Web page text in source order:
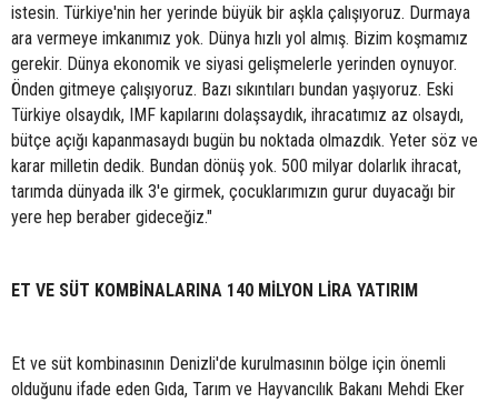
istesin. Türkiye'nin her yerinde büyük bir aşkla çalışıyoruz. Durmaya
ara vermeye imkanımız yok. Dünya hızlı yol almış. Bizim koşmamız
gerekir. Dünya ekonomik ve siyasi gelişmelerle yerinden oynuyor.
Önden gitmeye çalışıyoruz. Bazı sıkıntıları bundan yaşıyoruz. Eski
Türkiye olsaydık, IMF kapılarını dolaşsaydık, ihracatımız az olsaydı,
bütçe açığı kapanmasaydı bugün bu noktada olmazdık. Yeter söz ve
karar milletin dedik. Bundan dönüş yok. 500 milyar dolarlık ihracat,
tarımda dünyada ilk 3'e girmek, çocuklarımızın gurur duyacağı bir
yere hep beraber gideceğiz."
ET VE SÜT KOMBİNALARINA 140 MİLYON LİRA YATIRIM
Et ve süt kombinasının Denizli'de kurulmasının bölge için önemli
olduğunu ifade eden Gıda, Tarım ve Hayvancılık Bakanı Mehdi Eker